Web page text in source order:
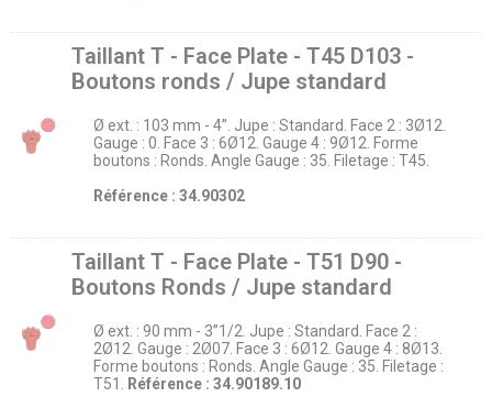
Taillant T - Face Plate - T45 D103 -
Boutons ronds / Jupe standard
Ø ext. : 103 mm - 4’’. Jupe : Standard. Face 2 : 3Ø12.
Gauge : 0. Face 3 : 6Ø12. Gauge 4 : 9Ø12. Forme
boutons : Ronds. Angle Gauge : 35. Filetage : T45.
Référence : 34.90302
Taillant T - Face Plate - T51 D90 -
Boutons Ronds / Jupe standard
Ø ext. : 90 mm - 3’’1/2. Jupe : Standard. Face 2 :
2Ø12. Gauge : 2Ø07. Face 3 : 6Ø12. Gauge 4 : 8Ø13.
Forme boutons : Ronds. Angle Gauge : 35. Filetage :
T51.
Référence : 34.90189.10